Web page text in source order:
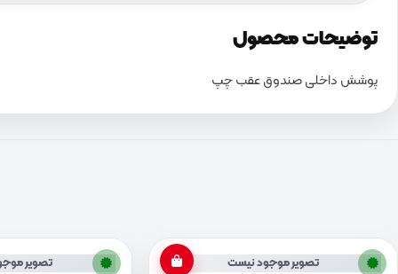
توضیحات محصول
پوشش داخلی صندوق عقب چپ
تصویر موجود نیست تصویر